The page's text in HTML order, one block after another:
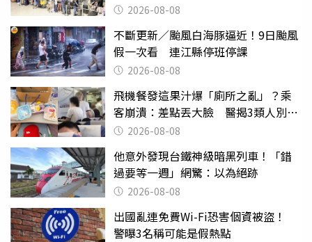
2026-08-08
不斷更新／颱風白海豚逼近！9日颱風
假一次看 連江縣停班停課
2026-08-08
飛機餐發這果汁爆「廁所之亂」？乘
客崩潰：差點丟大臉 醫揭3類人別亂
喝 2026-08-08
他意外發現台鐵神級暗黑列車！「錯
過要等一週」網驚：以為絕跡
2026-08-08
出國亂連免費Wi-Fi恐害個資被盜！
警曝3名稱可能是假熱點